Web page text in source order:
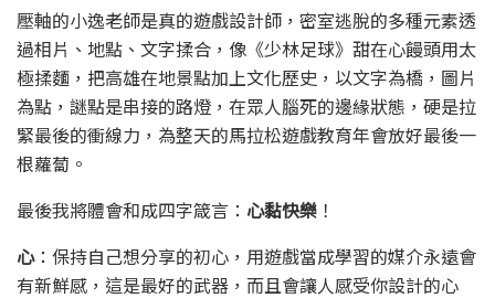
壓軸的小逸老師是真的遊戲設計師，密室逃脫的多種元素透
過相片、地點、文字揉合，像《少林足球》甜在心饅頭用太
極揉麵，把高雄在地景點加上文化歷史，以文字為橋，圖片
為點，謎點是串接的路燈，在眾人腦死的邊緣狀態，硬是拉
緊最後的衝線力，為整天的馬拉松遊戲教育年會放好最後一
根蘿蔔。
最後我將體會和成四字箴言： 心黏快樂 ！
心：保持自己想分享的初心，用遊戲當成學習的媒介永遠會
有新鮮感，這是最好的武器，而且會讓人感受你設計的心